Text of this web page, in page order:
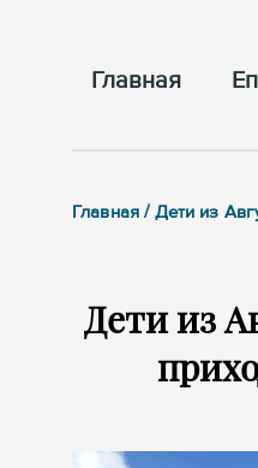
Главная
Главная / Дети из
Дети из